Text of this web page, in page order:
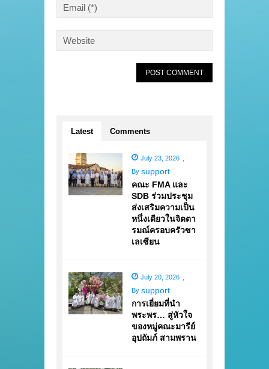
Latest Comments
July 23, 2026
By support
คณะ FMA และ
SDB ร่วมประชุม
ส่งเสริมความเป็น
หนึ่งเดียวในจิตตา
รมณ์ครอบครัวซา
เลเซียน
July 20, 2026
By support
การเยี่ยมที่นำ
พระพร… สู่หัวใจ
ของหมู่คณะมารีย์
อุปถัมภ์ สามพราน